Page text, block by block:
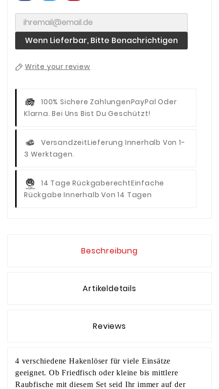
Wenn Lieferbar, Bitte Benachrichtigen
Write your review
100% Sichere ZahlungenPayPal Oder
Klarna. Bei Uns Bist Du Geschützt!
VersandzeitLieferung Innerhalb Von 1-
3 Werktagen.
14 Tage RückgaberechtEinfache
Rückgabe Innerhalb Von 14 Tagen
Beschreibung
Artikeldetails
Reviews
4 verschiedene Hakenlöser für viele Einsätze
geeignet. Ob Friedfisch oder kleine bis mittlere
Raubfische mit diesem Set seid Ihr immer auf der